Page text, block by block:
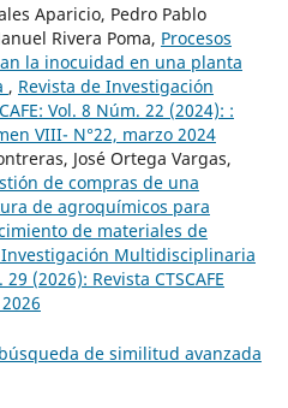
Aparicio, Pedro Pablo
Rivera Poma, Procesos
la inocuidad en una planta
, Revista de Investigación
Vol. 8 Núm. 22 (2024): :
VIII- N°22, marzo 2024
José Ortega Vargas,
de compras de una
de agroquímicos para
de materiales de
Investigación Multidisciplinaria
(2026): Revista CTSCAFE
de similitud avanzada